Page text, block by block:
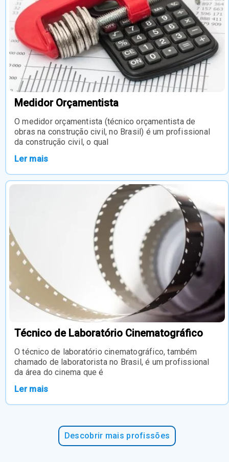
Medidor Orçamentista
O medidor orçamentista (técnico orçamentista de
obras na construção civil, no Brasil) é um profissional
da construção civil, o qual
Ler mais
Técnico de Laboratório Cinematográfico
O técnico de laboratório cinematográfico, também
chamado de laboratorista no Brasil, é um profissional
da área do cinema que é
Ler mais
Descobrir mais profissões